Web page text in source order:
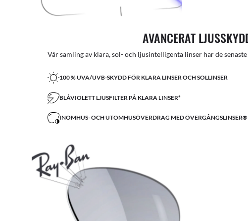
AVANCERAT
Vår samling av klara, sol- och ljusintelligenta linser har de
100 % UVA/UVB-SKYDD FÖR KLARA LINSER OCH SOLLINSER
BLÅVIOLETT LJUSFILTER PÅ KLARA LINSER*
INOMHUS- OCH UTOMHUSÖVERDRAG MED ÖVERGÅNGSLINSER®